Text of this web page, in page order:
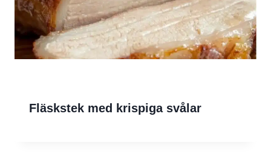
Fläskstek med krispiga svålar